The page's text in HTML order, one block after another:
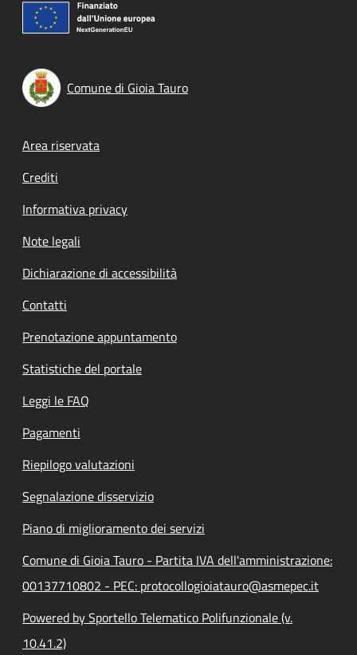
Comune di Gioia Tauro
Footer menu
Area riservata
Crediti
Informativa privacy
Note legali
Dichiarazione di accessibilità
Contatti
Prenotazione appuntamento
Statistiche del portale
Leggi le FAQ
Pagamenti
Riepilogo valutazioni
Segnalazione disservizio
Piano di miglioramento dei servizi
Comune di Gioia Tauro - Partita IVA dell'amministrazione:
00137710802 - PEC: protocollogioiatauro@asmepec.it
Powered by Sportello Telematico Polifunzionale (v.
10.41.2)